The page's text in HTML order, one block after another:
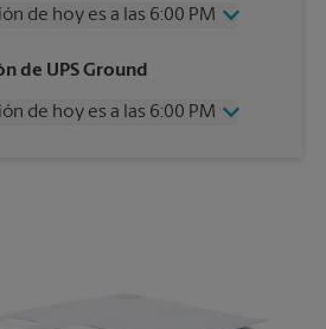
de hoy es a las 6:00 PM
PM
PM
de UPS Ground
de hoy es a las 6:00 PM
PM